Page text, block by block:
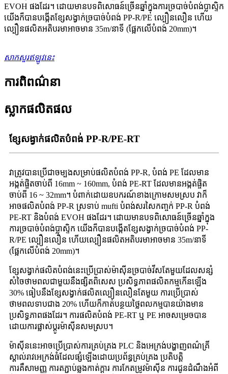
EVOH ផងដែរ។ ដោយមានបទពិសោធន៍ច្រើនឆ្នាំក្នុងការច្របាច់បំពង់ប្លាស្ទិក
យើងក៏បានបង្កើតខ្សែសង្វាក់ច្របាច់បំពង់ PP-R/PE ល្បឿនលឿន ហើយ
ល្បឿនផលិតអតិបរមាអាចមាន 35m/នាទី (ផ្អែកលើបំពង់ 20mm)។
សាកសួរឥឡូវនេះ
ការពិពណ៌នា
ស្លាកផលិតផល
ខ្សែសង្វាក់ផលិតបំពង់ PP-R/PE-RT
វាត្រូវបានប្រើជាចម្បងសម្រាប់ផលិតបំពង់ PP-R, បំពង់ PE ដែលមាន
អង្កត់ផ្ចិតចាប់ពី 16mm ~ 160mm, បំពង់ PE-RT ដែលមានអង្កត់ផ្ចិត
ចាប់ពី 16 ~ 32mm។ បំពាក់ដោយឧបករណ៍ខាងក្រោមសមស្រប វាក៏
អាចផលិតបំពង់ PP-R ស្រទាប់ mufti បំពង់សរសៃកញ្ចក់ PP-R បំពង់
PE-RT និងបំពង់ EVOH ផងដែរ។ ដោយមានបទពិសោធន៍ច្រើនឆ្នាំក្នុង
ការច្របាច់បំពង់ប្លាស្ទិក យើងក៏បានបង្កើតខ្សែសង្វាក់ច្របាច់បំពង់ PP-
R/PE ល្បឿនលឿន ហើយល្បឿនផលិតអតិបរមាអាចមាន 35m/នាទី
(ផ្អែកលើបំពង់ 20mm)។
ខ្សែសង្វាក់ផលិតបំពង់នេះប្រើប្រាស់ម៉ាស៊ីនច្របាច់វីសតែមួយដែលសន្សំ
សំចៃថាមពលជាមួយនឹងផ្សិតពិសេស ប្រសិទ្ធភាពផលិតកម្មកើនឡើង
30% ធៀបនឹងខ្សែសង្វាក់ផលិតល្បឿនលឿនតែមួយ ការប្រើប្រាស់
ថាមពលទាបជាង 20% ហើយក៏កាត់បន្ថយថ្លៃពលកម្មបានយ៉ាងមាន
ប្រសិទ្ធភាពផងដែរ។ ការផលិតបំពង់ PE-RT ឬ PE អាចសម្រេចបាន
ដោយការផ្លាស់ប្តូរម៉ាស៊ីនសមស្រប។
ម៉ាស៊ីននេះអាចប្រើប្រាស់ការគ្រប់គ្រង PLC និងអេក្រង់បង្ហាញពណ៌គ្រី
ស្តាល់រាវអេក្រង់ធំដែលផ្សំឡើងដោយប្រព័ន្ធគ្រប់គ្រង ប្រតិបត្តិ
ការគឺសាមញ្ញ ការតភ្ជាប់ឆ្លងកាត់ក្តារ ការកែតម្រូវម៉ាស៊ីន ការជូនដំណឹងអំពី